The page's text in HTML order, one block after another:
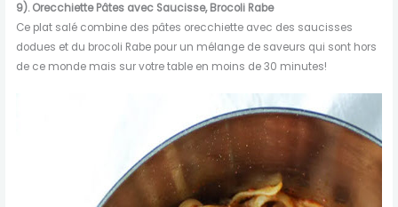
9).OrecchiettePâtes avec Saucisse,Brocoli Rabe
Ce plat salé combine des pâtes orecchiette avec des saucisses
dodues et du brocoli Rabe pour un mélange de saveurs qui sont hors
de ce monde mais sur votre table en moins de 30 minutes!